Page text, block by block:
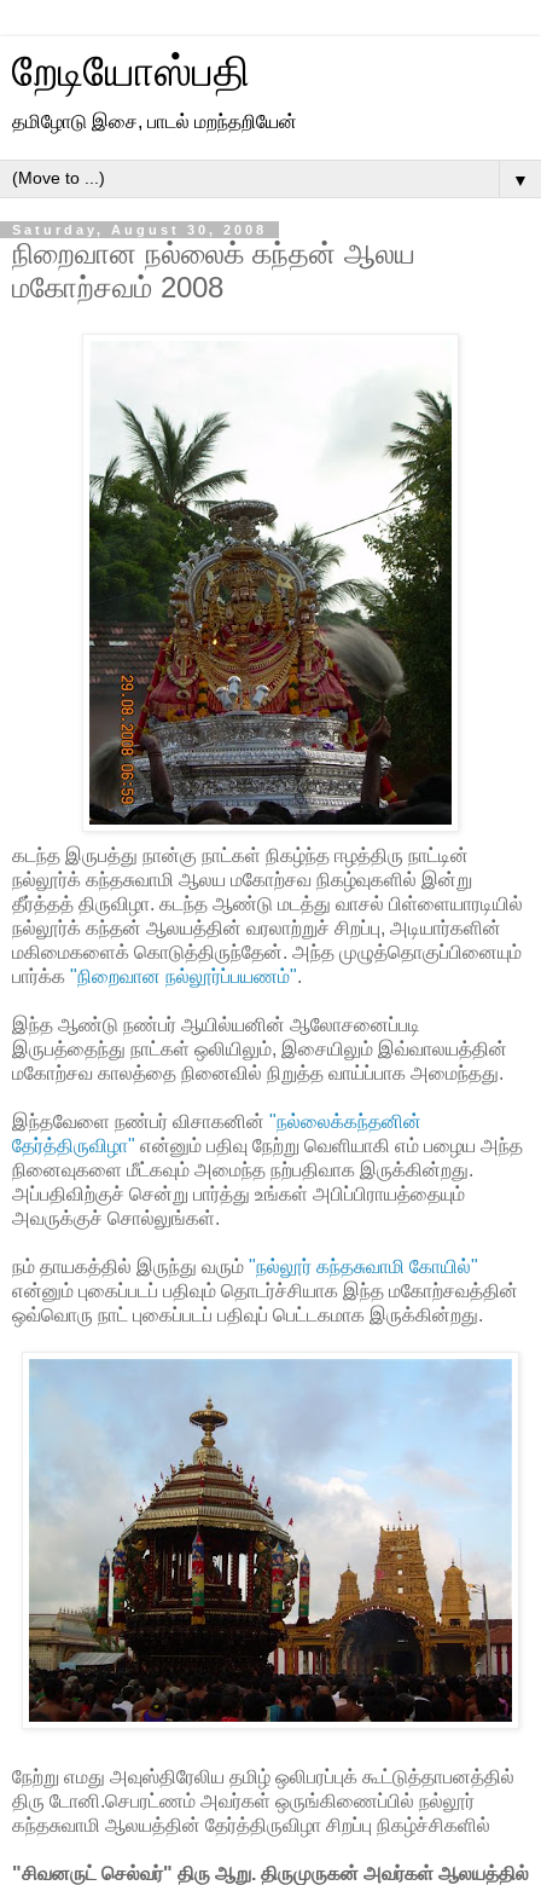
றேடியோஸ்பதி
தமிழோடு இசை, பாடல் மறந்தறியேன்
▼
Saturday, August 30, 2008
நிறைவான நல்லைக் கந்தன் ஆலய
மகோற்சவம் 2008
கடந்த இருபத்து நான்கு நாட்கள் நிகழ்ந்த ஈழத்திரு நாட்டின்
நல்லூர்க் கந்தசுவாமி ஆலய மகோற்சவ நிகழ்வுகளில் இன்று
தீர்த்தத் திருவிழா. கடந்த ஆண்டு மடத்து வாசல் பிள்ளையாரடியில்
நல்லூர்க் கந்தன் ஆலயத்தின் வரலாற்றுச் சிறப்பு, அடியார்களின்
மகிமைகளைக் கொடுத்திருந்தேன். அந்த முழுத்தொகுப்பினையும்
பார்க்க "நிறைவான நல்லூர்ப்பயணம்".
இந்த ஆண்டு நண்பர் ஆயில்யனின் ஆலோசனைப்படி
இருபத்தைந்து நாட்கள் ஒலியிலும், இசையிலும் இவ்வாலயத்தின்
மகோற்சவ காலத்தை நினைவில் நிறுத்த வாய்ப்பாக அமைந்தது.
இந்தவேளை நண்பர் விசாகனின் "நல்லைக்கந்தனின்
தேர்த்திருவிழா" என்னும் பதிவு நேற்று வெளியாகி எம் பழைய அந்த
நினைவுகளை மீட்கவும் அமைந்த நற்பதிவாக இருக்கின்றது.
அப்பதிவிற்குச் சென்று பார்த்து உங்கள் அபிப்பிராயத்தையும்
அவருக்குச் சொல்லுங்கள்.
நம் தாயகத்தில் இருந்து வரும் "நல்லூர் கந்தசுவாமி கோயில்"
என்னும் புகைப்படப் பதிவும் தொடர்ச்சியாக இந்த மகோற்சவத்தின்
ஒவ்வொரு நாட் புகைப்படப் பதிவுப் பெட்டகமாக இருக்கின்றது.
நேற்று எமது அவுஸ்திரேலிய தமிழ் ஒலிபரப்புக் கூட்டுத்தாபனத்தில்
திரு டோனி.செபரட்ணம் அவர்கள் ஒருங்கிணைப்பில் நல்லூர்
கந்தசுவாமி ஆலயத்தின் தேர்த்திருவிழா சிறப்பு நிகழ்ச்சிகளில்
"சிவனருட் செல்வர்" திரு ஆறு. திருமுருகன் அவர்கள் ஆலயத்தில்